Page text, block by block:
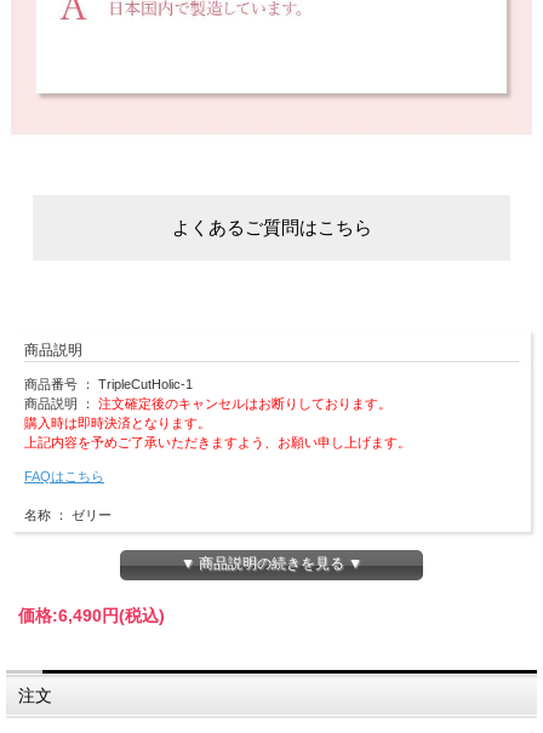
商品説明
商品番号 ： TripleCutHolic-1
商品説明 ： 注文確定後のキャンセルはお断りしております。
購入時は即時決済となります。
上記内容を予めご了承いただきますよう、お願い申し上げます。
FAQはこちら
名称 ： ゼリー
内容量 ： 200g （10g×20包）
賞味期限：パッケージ裏面の右下部記載
ント果汁、アルロース、ざくろエキス末、寒天、植物性乳酸菌末（殺菌）、ビフィ
ズス菌末（殺菌）、パッションフルーツ種子エキス末、アムラ果実エキス末、ブラ
ックジンジャー抽出物、L-カルニチン酒石酸塩、植物発酵エキス末／酸味料、ゲル
▼ 商品説明の続きを見る ▼
価格:6,490円(税込)
注文